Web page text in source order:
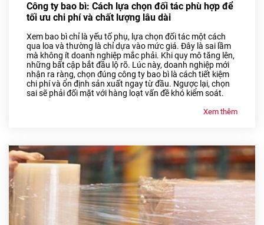
Công ty bao bì: Cách lựa chọn đối tác phù hợp để
tối ưu chi phí và chất lượng lâu dài
Xem bao bì chỉ là yếu tố phụ, lựa chọn đối tác một cách
qua loa và thường là chỉ dựa vào mức giá. Đây là sai lầm
mà không ít doanh nghiệp mắc phải. Khi quy mô tăng lên,
những bất cập bắt đầu lộ rõ. Lúc này, doanh nghiệp mới
nhận ra ràng, chọn đúng công ty bao bì là cách tiết kiệm
chi phí và ổn định sản xuất ngay từ đầu. Ngược lại, chọn
sai sẽ phải đối mặt với hàng loạt vấn đề khó kiểm soát.
Xem thêm